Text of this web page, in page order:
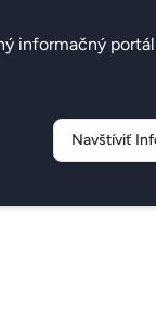
informačný
Navštíviť